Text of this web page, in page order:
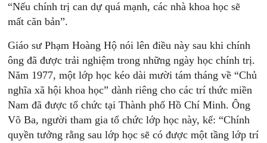
“Nếu chính trị can dự quá mạnh, các nhà khoa học sẽ
mất căn bản”.
Giáo sư Phạm Hoàng Hộ nói lên điều này sau khi chính
ông đã được trải nghiệm trong những ngày học chính trị.
Năm 1977, một lớp học kéo dài mười tám tháng về “Chủ
nghĩa xã hội khoa học” dành riêng cho các trí thức miền
Nam đã được tổ chức tại Thành phố Hồ Chí Minh. Ông
Võ Ba, người tham gia tổ chức lớp học này, kể: “Chính
quyền tưởng rằng sau lớp học sẽ có được một tầng lớp trí